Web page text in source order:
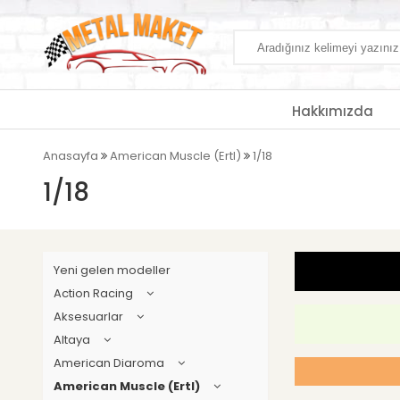
Hakkımızda
Anasayfa American Muscle (Ertl) 1/18
1/18
Yeni gelen modeller
Action Racing
Aksesuarlar
Altaya
American Diaroma
American Muscle (Ertl)